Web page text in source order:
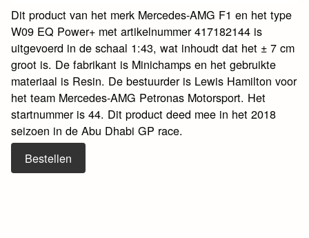
Dit product van het merk Mercedes-AMG F1 en het type
W09 EQ Power+ met artikelnummer 417182144 is
uitgevoerd in de schaal 1:43, wat inhoudt dat het ± 7 cm
groot is. De fabrikant is Minichamps en het gebruikte
materiaal is Resin. De bestuurder is Lewis Hamilton voor
het team Mercedes-AMG Petronas Motorsport. Het
startnummer is 44. Dit product deed mee in het 2018
seizoen in de Abu Dhabi GP race.
Bestellen